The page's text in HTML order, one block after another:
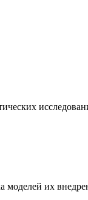
моделей их